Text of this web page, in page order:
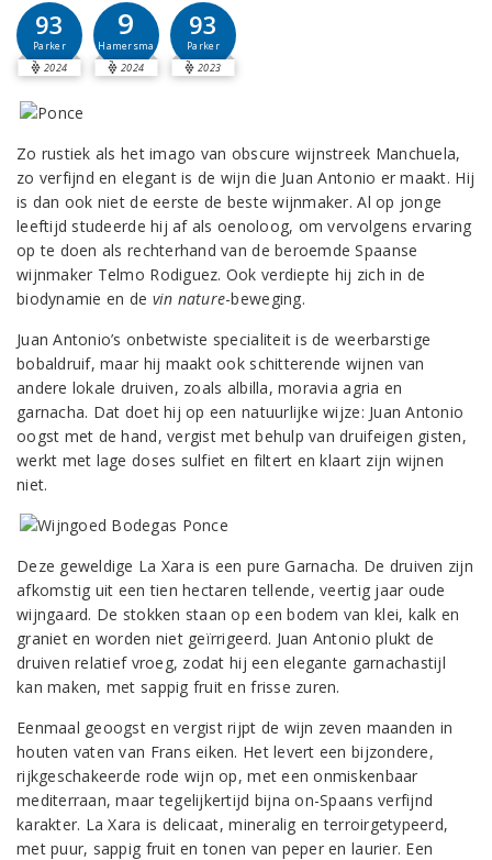
93
Parker
2024
9
Hamersma
2024
93
Parker
2023
Zo rustiek als het imago van obscure wijnstreek Manchuela,
zo verfijnd en elegant is de wijn die Juan Antonio er maakt. Hij
is dan ook niet de eerste de beste wijnmaker. Al op jonge
leeftijd studeerde hij af als oenoloog, om vervolgens ervaring
op te doen als rechterhand van de beroemde Spaanse
wijnmaker Telmo Rodiguez. Ook verdiepte hij zich in de
biodynamie en de vin nature-beweging.
Juan Antonio’s onbetwiste specialiteit is de weerbarstige
bobaldruif, maar hij maakt ook schitterende wijnen van
andere lokale druiven, zoals albilla, moravia agria en
garnacha. Dat doet hij op een natuurlijke wijze: Juan Antonio
oogst met de hand, vergist met behulp van druifeigen gisten,
werkt met lage doses sulfiet en filtert en klaart zijn wijnen
niet.
Deze geweldige La Xara is een pure Garnacha. De druiven zijn
afkomstig uit een tien hectaren tellende, veertig jaar oude
wijngaard. De stokken staan op een bodem van klei, kalk en
graniet en worden niet geïrrigeerd. Juan Antonio plukt de
druiven relatief vroeg, zodat hij een elegante garnachastijl
kan maken, met sappig fruit en frisse zuren.
Eenmaal geoogst en vergist rijpt de wijn zeven maanden in
houten vaten van Frans eiken. Het levert een bijzondere,
rijkgeschakeerde rode wijn op, met een onmiskenbaar
mediterraan, maar tegelijkertijd bijna on-Spaans verfijnd
karakter. La Xara is delicaat, mineralig en terroirgetypeerd,
met puur, sappig fruit en tonen van peper en laurier. Een